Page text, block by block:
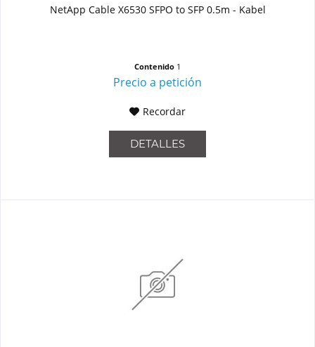
NetApp Cable X6530 SFPO to SFP 0.5m - Kabel
Contenido 1
Precio a petición
Recordar
DETALLES